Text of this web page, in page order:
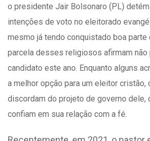
o presidente Jair Bolsonaro (PL)
intenções de voto no eleitorado
mesmo já tendo conquistado boa
parcela desses religiosos afirmam não
candidato este ano. Enquanto alguns
a melhor opção para um eleitor cristão,
discordam do projeto de governo dele,
confiam em sua relação com a fé.